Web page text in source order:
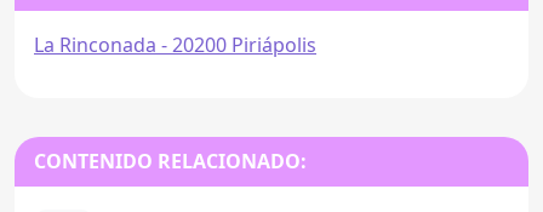
La Rinconada - 20200 Piriápolis
CONTENIDO RELACIONADO: